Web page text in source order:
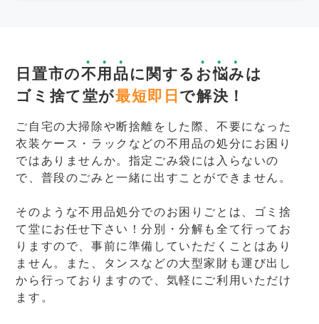
日置市の不用品に関する お悩みは
ゴミ捨て堂が最短即日 で解決！
ご自宅の大掃除や断捨離をした際、不要になった
衣装ケース・ラックなどの不用品の処分にお困り
ではありませんか。指定ごみ袋には入らないの
で、普段のごみと一緒に出すことができません。
そのような不用品処分でのお困りごとは、ゴミ捨
て堂にお任せ下さい！分別・分解も全て行ってお
りますので、事前に準備していただくことはあり
ません。また、タンスなどの大型家財も運び出し
から行っておりますので、気軽にご利用いただけ
ます。